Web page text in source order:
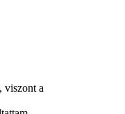
viszont a